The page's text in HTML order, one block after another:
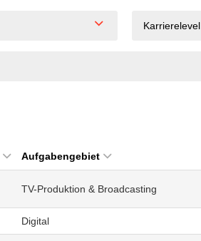
Karrierelevel
Aufgabengebiet
TV-Produktion & Broadcasting
Digital